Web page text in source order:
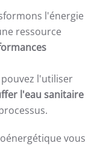
l'énergie
ressource
l'utiliser
l'eau sanitaire
vous